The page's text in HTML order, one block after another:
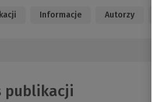
Informacje Autorzy
publikacji